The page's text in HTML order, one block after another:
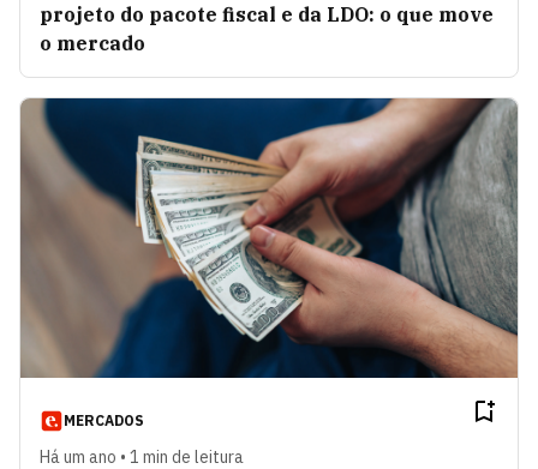
projeto do pacote fiscal e da LDO: o que move
o mercado
MERCADOS
Há um ano • 1 min de leitura